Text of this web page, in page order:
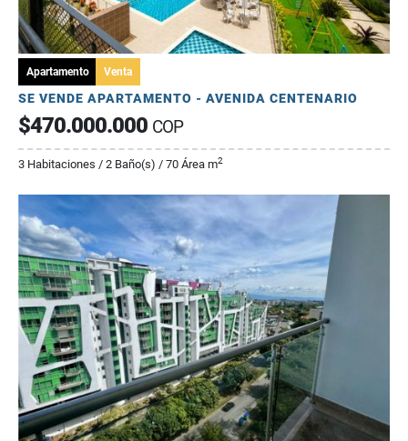
Apartamento Venta
SE VENDE APARTAMENTO - AVENIDA CENTENARIO
$470.000.000 COP
3 Habitaciones / 2 Baño(s) / 70 Área m2